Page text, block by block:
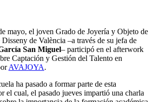
mayo, el joven Grado de Joyería y Objeto de
de València –a través de su jefa de
San Miguel– participó en el afterwork
Captación y Gestión del Talento en
AVAJOYA.
ha pasado a formar parte de esta
el cual, el pasado jueves impartió una charla